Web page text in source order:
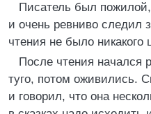
Писатель был
и очень ревниво следил
чтения не было никакого
После чтения начался
туго, потом оживились.
и говорил, что она